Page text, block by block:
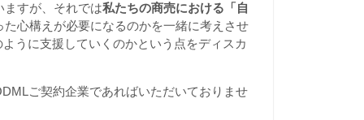
すが、それでは私たちの商売における「自
心構えが必要になるのかを一緒に考えさせ
うに支援していくのかという点をディスカ
ご契約企業であればいただいておりませ